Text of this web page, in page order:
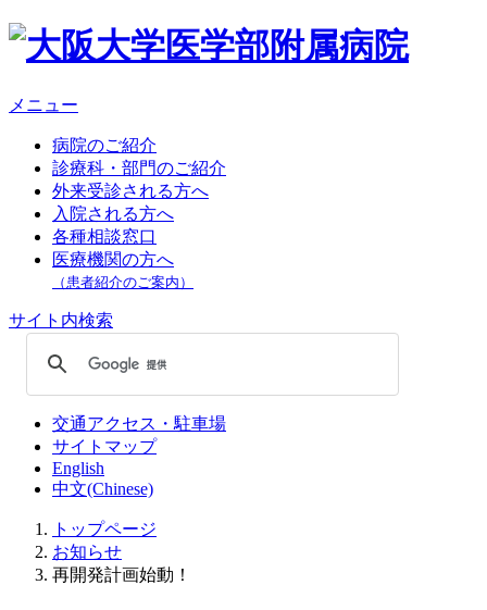
メニュー
病院のご紹介
診療科・部門のご紹介
外来受診される方へ
入院される方へ
各種相談窓口
医療機関の方へ
（患者紹介のご案内）
サイト内検索
交通アクセス・駐車場
サイトマップ
English
中文(Chinese)
トップページ
お知らせ
再開発計画始動！